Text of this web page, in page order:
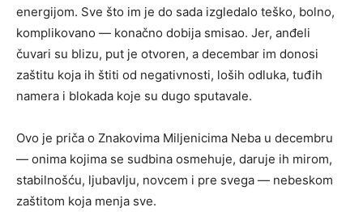
energijom. Sve što im je do sada izgledalo teško, bolno,
komplikovano — konačno dobija smisao. Jer, anđeli
čuvari su blizu, put je otvoren, a decembar im donosi
zaštitu koja ih štiti od negativnosti, loših odluka, tuđih
namera i blokada koje su dugo sputavale.
Ovo je priča o Znakovima Miljenicima Neba u decembru
— onima kojima se sudbina osmehuje, daruje ih mirom,
stabilnošću, ljubavlju, novcem i pre svega — nebeskom
zaštitom koja menja sve.